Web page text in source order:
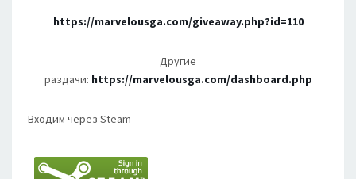
https://marvelousga.com/giveaway.php?id=110
Другие
раздачи: https://marvelousga.com/dashboard.php
Входим через Steam